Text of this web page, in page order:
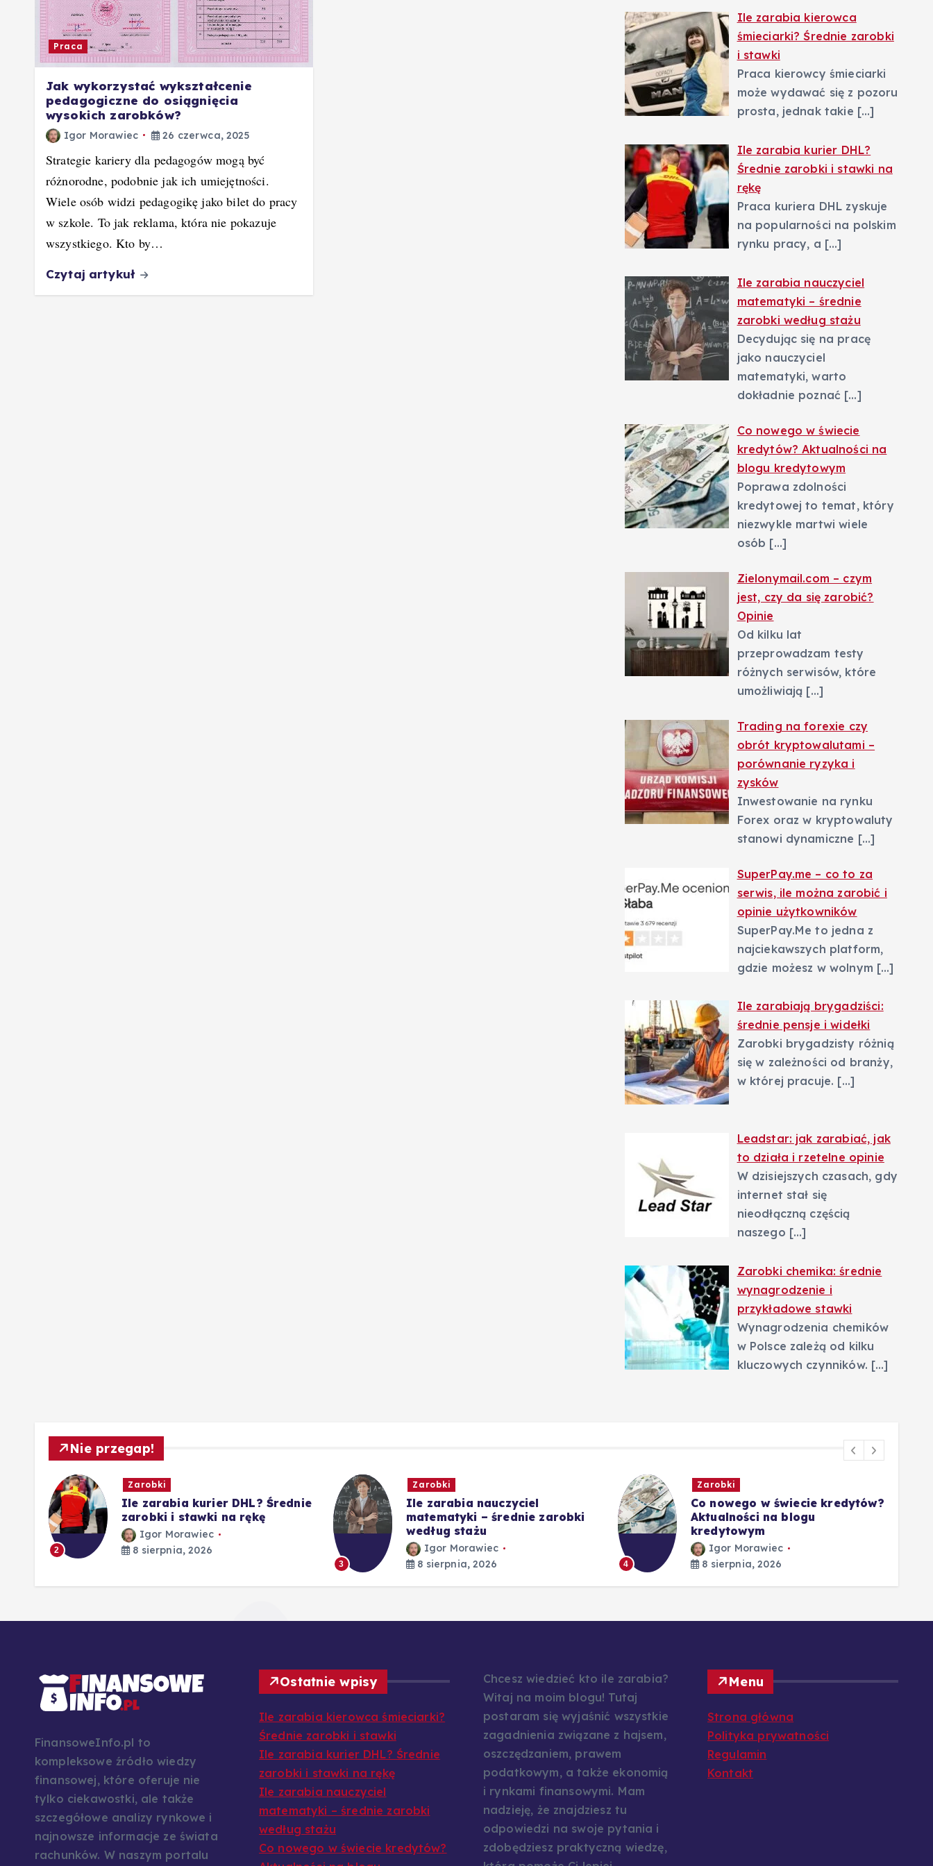
Praca
Jak wykorzystać wykształcenie
pedagogiczne do osiągnięcia
wysokich zarobków?
Igor Morawiec 26 czerwca, 2025
Strategie kariery dla pedagogów mogą być
różnorodne, podobnie jak ich umiejętności.
Wiele osób widzi pedagogikę jako bilet do pracy
w szkole. To jak reklama, która nie pokazuje
wszystkiego. Kto by…
Czytaj artykuł
Ile zarabia kierowca
śmieciarki? Średnie zarobki
i stawki
Praca kierowcy śmieciarki
może wydawać się z pozoru
prosta, jednak takie […]
Ile zarabia kurier DHL?
Średnie zarobki i stawki na
rękę
Praca kuriera DHL zyskuje
na popularności na polskim
rynku pracy, a […]
Ile zarabia nauczyciel
matematyki – średnie
zarobki według stażu
Decydując się na pracę
jako nauczyciel
matematyki, warto
dokładnie poznać […]
Co nowego w świecie
kredytów? Aktualności na
blogu kredytowym
Poprawa zdolności
kredytowej to temat, który
niezwykle martwi wiele
osób […]
Zielonymail.com – czym
jest, czy da się zarobić?
Opinie
Od kilku lat
przeprowadzam testy
różnych serwisów, które
umożliwiają […]
Trading na forexie czy
obrót kryptowalutami –
porównanie ryzyka i
zysków
Inwestowanie na rynku
Forex oraz w kryptowaluty
stanowi dynamiczne […]
SuperPay.me – co to za
serwis, ile można zarobić i
opinie użytkowników
SuperPay.Me to jedna z
najciekawszych platform,
gdzie możesz w wolnym […]
Ile zarabiają brygadziści:
średnie pensje i widełki
Zarobki brygadzisty różnią
się w zależności od branży,
w której pracuje. […]
Leadstar: jak zarabiać, jak
to działa i rzetelne opinie
W dzisiejszych czasach, gdy
internet stał się
nieodłączną częścią
naszego […]
Zarobki chemika: średnie
wynagrodzenie i
przykładowe stawki
Wynagrodzenia chemików
w Polsce zależą od kilku
kluczowych czynników. […]
Nie przegap!
2
Zarobki
Ile zarabia kurier DHL? Średnie
zarobki i stawki na rękę
Igor Morawiec
8 sierpnia, 2026
3
Zarobki
Ile zarabia nauczyciel
matematyki – średnie zarobki
według stażu
Igor Morawiec
8 sierpnia, 2026
4
Zarobki
Co nowego w świecie kredytów?
Aktualności na blogu
kredytowym
Igor Morawiec
8 sierpnia, 2026
FinansoweInfo.pl to
kompleksowe źródło wiedzy
finansowej, które oferuje nie
tylko ciekawostki, ale także
szczegółowe analizy rynkowe i
najnowsze informacje ze świata
rachunków. W naszym portalu
Ostatnie wpisy
Ile zarabia kierowca śmieciarki?
Średnie zarobki i stawki
Ile zarabia kurier DHL? Średnie
zarobki i stawki na rękę
Ile zarabia nauczyciel
matematyki – średnie zarobki
według stażu
Co nowego w świecie kredytów?
Chcesz wiedzieć kto ile zarabia?
Witaj na moim blogu! Tutaj
postaram się wyjaśnić wszystkie
zagadnienia związane z hajsem,
oszczędzaniem, prawem
podatkowym, a także ekonomią
i rynkami finansowymi. Mam
nadzieję, że znajdziesz tu
odpowiedzi na swoje pytania i
zdobędziesz praktyczną wiedzę,
Menu
Strona główna
Polityka prywatności
Regulamin
Kontakt